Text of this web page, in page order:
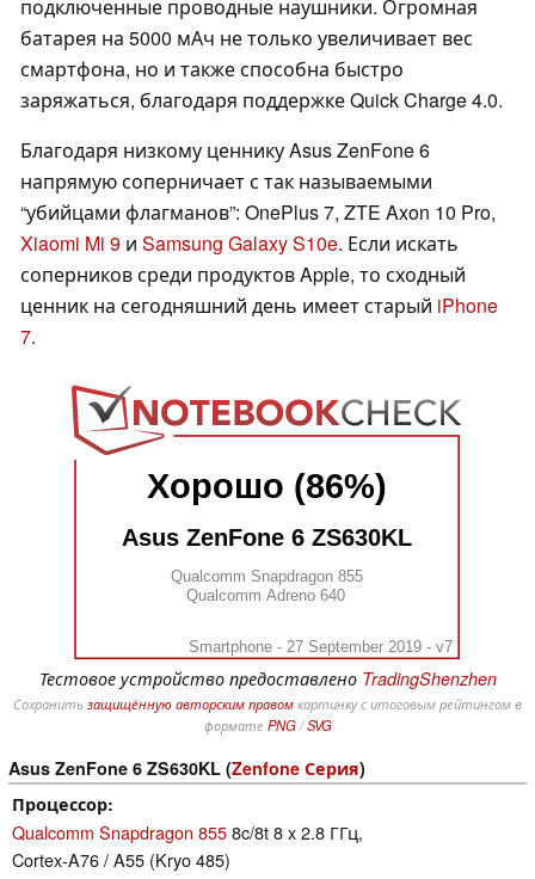
подключенные проводные наушники. Огромная
батарея на 5000 мАч не только увеличивает вес
смартфона, но и также способна быстро
заряжаться, благодаря поддержке Quick Charge 4.0.
Благодаря низкому ценнику Asus ZenFone 6
напрямую соперничает с так называемыми
“убийцами флагманов”: OnePlus 7, ZTE Axon 10 Pro,
Xiaomi Mi 9 и Samsung Galaxy S10e. Если искать
соперников среди продуктов Apple, то сходный
ценник на сегодняшний день имеет старый iPhone
7.
Хорошо (86%)
Asus ZenFone 6 ZS630KL
Qualcomm Snapdragon 855
Qualcomm Adreno 640
Smartphone - 27 September 2019 - v7
Тестовое устройство предоставлено TradingShenzhen
Сохранить защищённую авторским правомкартинку с итоговым рейтингом в
формате PNG/SVG
Asus ZenFone 6 ZS630KL (Zenfone Серия)
Процессор
Qualcomm Snapdragon 8558c/8t 8 x 2.8 ГГц,
Cortex-A76 / A55 (Kryo 485)